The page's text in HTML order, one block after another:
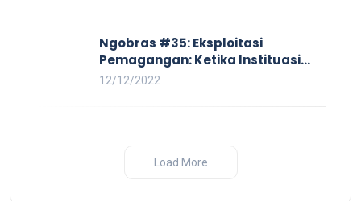
Ngobras #35: Eksploitasi
Pemagangan: Ketika Instituasi
Pendidikan Tunduk pada Hilir
12/12/2022
Load More